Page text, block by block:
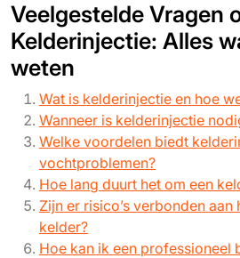
Veelgestelde Vragen
Kelderinjectie: Alles
weten
Wat is kelderinjectie en hoe
Wanneer is kelderinjectie
Welke voordelen biedt
vochtproblemen?
Hoe lang duurt het om een
Zijn er risico’s verbonden
kelder?
Hoe kan ik een professioneel